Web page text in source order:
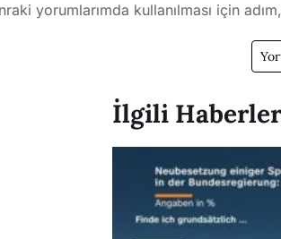
yorumlarımda kullanılması için
İlgili Haberler